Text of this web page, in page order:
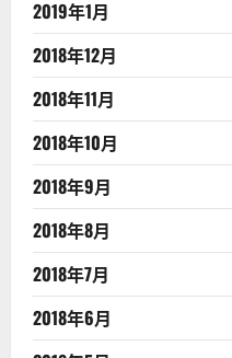
2019年1月
2018年12月
2018年11月
2018年10月
2018年9月
2018年8月
2018年7月
2018年6月